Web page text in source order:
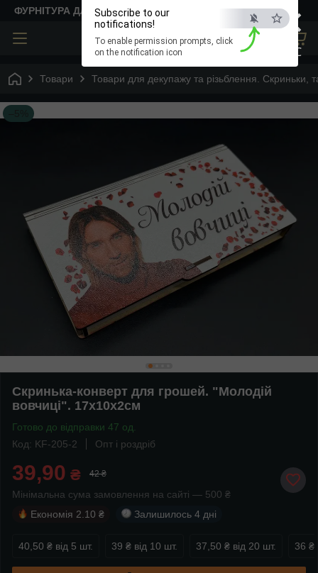
×
ESC
Subscribe to our
notifications!
To enable permission prompts, click
on the notification icon
ФУРНІТУРА ДЛЯ ТВОРЧОСТІ
Товари Товари для декупажу та різьблення. Скриньки,
Скринька-конверт для грошей. "Молодій
вовчиці". 17х10х2см
Готово до відправки 47 од.
Код: KF-205-2
Опт і роздріб
39,90 ₴ 42 ₴
Мінімальна сума замовлення на сайті — 500 ₴
Економія 2.10 ₴ Залишилось 4 дні
40,50 ₴ від 5 шт. 39 ₴ від 10 шт. 37,50 ₴ від 20 шт. 36 ₴